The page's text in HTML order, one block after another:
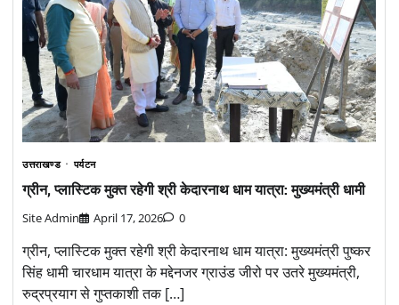
उत्तराखण्ड पर्यटन
ग्रीन, प्लास्टिक मुक्त रहेगी श्री केदारनाथ धाम यात्रा: मुख्यमंत्री धामी
Site Admin April 17, 2026 0
ग्रीन, प्लास्टिक मुक्त रहेगी श्री केदारनाथ धाम यात्रा: मुख्यमंत्री पुष्कर
सिंह धामी चारधाम यात्रा के मद्देनजर ग्राउंड जीरो पर उतरे मुख्यमंत्री,
रुद्रप्रयाग से गुप्तकाशी तक […]